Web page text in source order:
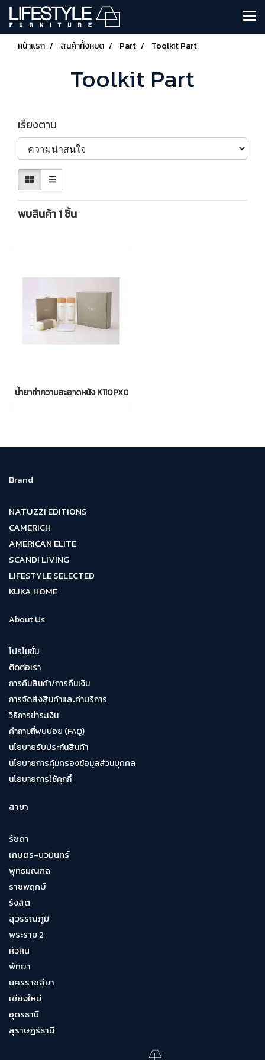
หน้าแรก สินค้าทั้งหมด Part Toolkit Part
Toolkit Part
เรียงตาม
พบสินค้า 1 ชิ้น
น้ำยาทำความสะอาดหนัง K110PX0
Brand
NATUZZI EDITIONS
CAMERICH
AMERICAN ELITE
SCANDI LIVING
LIFESTYLE SELECTED
KUKA HOME
About Us
โปรโมชั่น
ติดต่อเรา
การคืนสินค้า/การคืนเงิน
การจัดส่งสินค้าและค่าบริการ
วิธีการชำระเงิน
คำถามที่พบบ่อย (FAQ)
นโยบายรับประกันสินค้า
นโยบายการคุ้มครองข้อมูลส่วนบุคคล
นโยบายการใช้คุกกี้
สาขา
รัชดา
เกษตร-นวมินทร์
พุทธมณฑล
ราชพฤกษ์
รังสิต
สุวรรณภูมิ
พระราม 2
หัวหิน
พัทยา
นครราชสีมา
เชียงใหม่
อุดรธานี
สุราษฎร์ธานี